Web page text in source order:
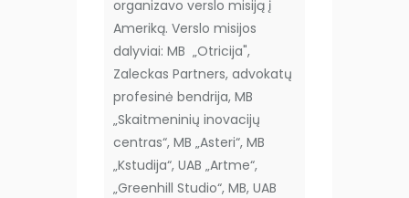
organizavo verslo misiją į
Ameriką. Verslo misijos
dalyviai: MB „Otricija",
Zaleckas Partners, advokatų
profesinė bendrija, MB
„Skaitmeninių inovacijų
centras“, MB „Asteri“, MB
„Kstudija“, UAB „Artme“,
„Greenhill Studio“, MB, UAB